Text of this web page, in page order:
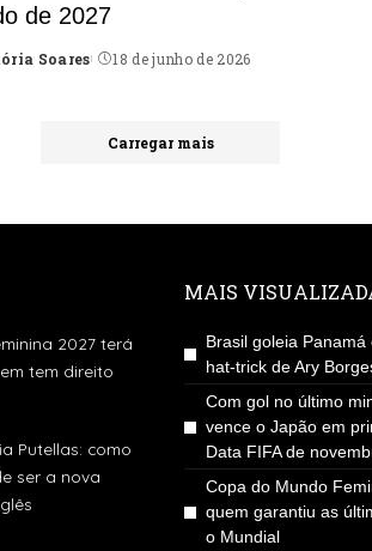
de 2027
Soares 18 de junho de 2026
Carregar mais
2027 terá
tem direito
Putellas: como
ser a nova
MAIS
Brasil goleia Panamá
hat-trick de Ary
Com gol no último
vence o Japão em
Data FIFA de
Copa do Mundo
quem garantiu as
o Mundial